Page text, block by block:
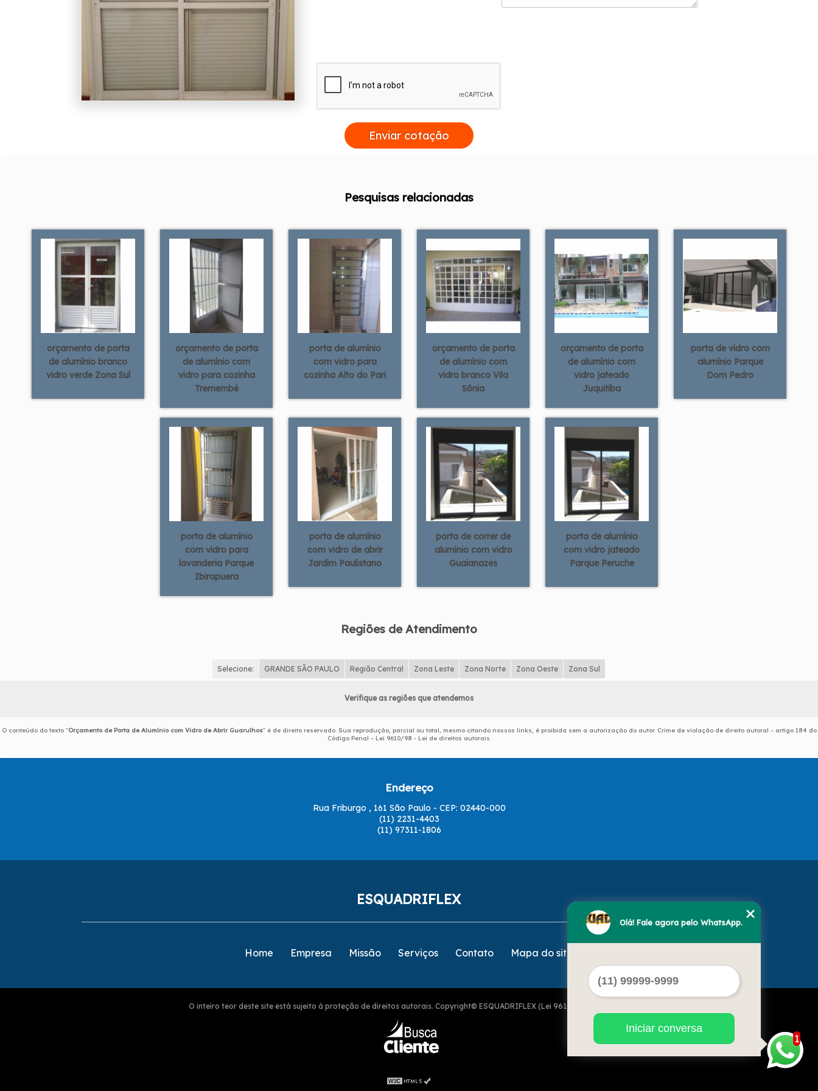
Enviar cotação
Pesquisas relacionadas
orçamento de porta
de alumínio branco
vidro verde Zona Sul
orçamento de porta
de alumínio com
vidro para cozinha
Tremembé
porta de alumínio
com vidro para
cozinha Alto do Pari
orçamento de porta
de alumínio com
vidro branco Vila
Sônia
orçamento de porta
de alumínio com
vidro jateado
Juquitiba
porta de vidro com
alumínio Parque
Dom Pedro
porta de alumínio
com vidro para
lavanderia Parque
Ibirapuera
porta de alumínio
com vidro de abrir
Jardim Paulistano
porta de correr de
alumínio com vidro
Guaianazes
porta de alumínio
com vidro jateado
Parque Peruche
Regiões de Atendimento
Selecione: GRANDE SÃO PAULO Região Central Zona Leste Zona Norte Zona Oeste Zona Sul
Verifique as regiões que atendemos
O conteúdo do texto "Orçamento de Porta de Alumínio com Vidro de Abrir Guarulhos" é de direito reservado. Sua reprodução, parcial ou total, mesmo citando nossos links, é proibida sem a autorização do autor. Crime de violação de direito autoral – artigo 184 do
Código Penal – Lei 9610/98 - Lei de direitos autorais.
Endereço
Rua Friburgo , 161 São Paulo - CEP: 02440-000
(11) 2231-4403
(11) 97311-1806
ESQUADRIFLEX
Home Empresa Missão Serviços Contato Mapa do site
O inteiro teor deste site está sujeito à proteção de direitos autorais. Copyright© ESQUADRIFLEX (Lei 9610 de 19/02/1998)
1
Olá! Fale agora pelo WhatsApp.
Iniciar conversa